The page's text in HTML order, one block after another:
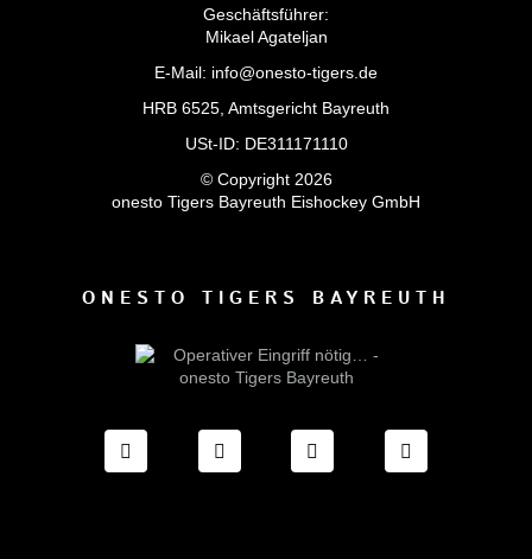
Geschäftsführer:
Mikael Agateljan
E-Mail: info@onesto-tigers.de
HRB 6525, Amtsgericht Bayreuth
USt-ID: DE311171110
© Copyright 2026
onesto Tigers Bayreuth Eishockey GmbH
ONESTO TIGERS BAYREUTH
FACEBOOK ONESTO TIGERS BAYREUTH
INSTAGRAM ONESTO TIGERS
TIKTOK ONESTO